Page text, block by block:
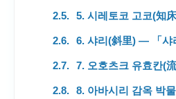
5. 시레토코 고코(知床五湖) — 세
6. 샤리(斜里) — 「샤리다케」와 오호
7. 오호츠크 유효칸(流氷館) — 한
8. 아바시리 감옥 박물관(博物館 網走監獄)